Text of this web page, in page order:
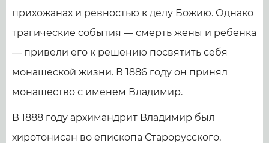
прихожанах и ревностью к делу Божию. Однако
трагические события — смерть жены и ребенка
— привели его к решению посвятить себя
монашеской жизни. В 1886 году он принял
монашество с именем Владимир.
В 1888 году архимандрит Владимир был
хиротонисан во епископа Старорусского,